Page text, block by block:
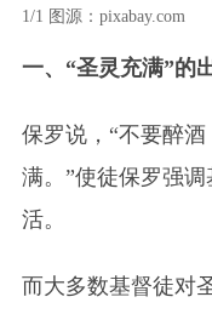
1/1 图源：pixabay.com
一、“圣灵充满”的
保罗说，“不要醉
满。”使徒保罗强
活。
而大多数基督徒对